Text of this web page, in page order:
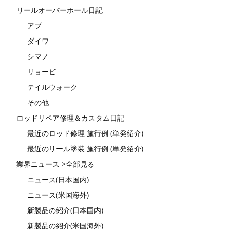
リールオーバーホール日記
アブ
ダイワ
シマノ
リョービ
テイルウォーク
その他
ロッドリペア修理＆カスタム日記
最近のロッド修理 施行例 (単発紹介)
最近のリール塗装 施行例 (単発紹介)
業界ニュース >全部見る
ニュース(日本国内)
ニュース(米国海外)
新製品の紹介(日本国内)
新製品の紹介(米国海外)